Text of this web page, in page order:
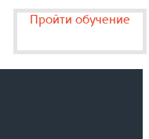
Пройти обучение